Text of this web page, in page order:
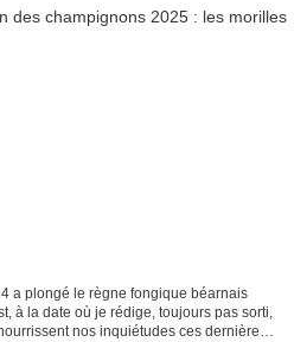
a plongé le règne fongique béarnais
à la date où je rédige, toujours pas sorti,
nos inquiétudes ces dernières